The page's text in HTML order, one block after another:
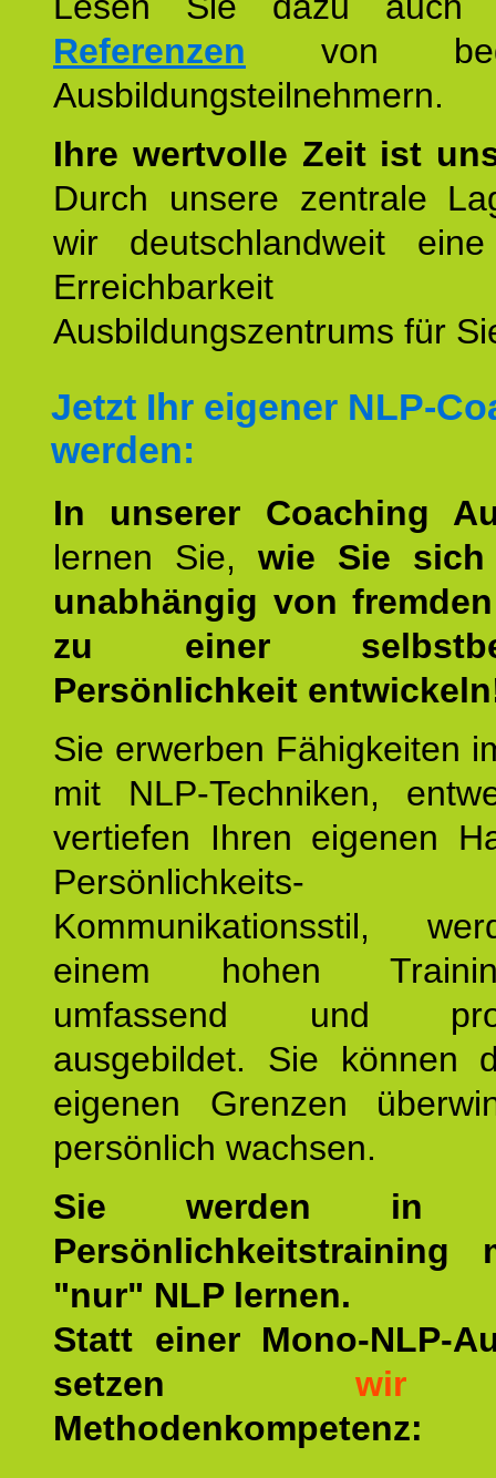
Referenzen von
Ausbildungsteilnehmern.
Ihre wertvolle Zeit ist
Durch unsere zentrale
wir deutschlandweit
Erreichbarkeit
Ausbildungszentrums für
Jetzt Ihr eigener NLP-
werden:
In unserer Coaching
lernen Sie, wie Sie
unabhängig von
zu einer
Persönlichkeit
Sie erwerben Fähigkeiten
mit NLP-Techniken,
vertiefen Ihren eigenen
Kommunikationsstil,
einem hohen
umfassend und
ausgebildet. Sie können
eigenen Grenzen
persönlich wachsen.
Sie werden in
Persönlichkeitstraining
"nur" NLP lernen.
Statt einer Mono-NLP-
setzen wir
Methodenkompetenz: